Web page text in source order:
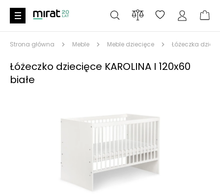
Strona główna Meble Meble dziecięce Łóżeczka
Łóżeczko dziecięce KAROLINA I 120x60
białe